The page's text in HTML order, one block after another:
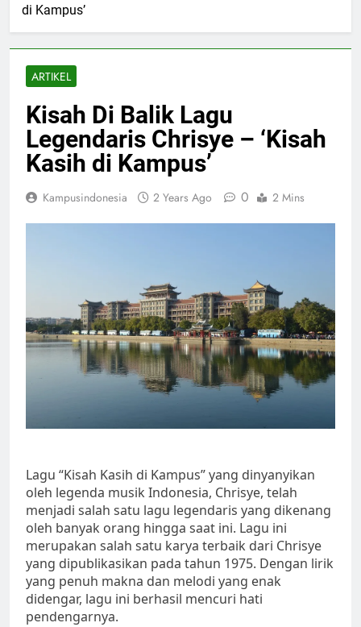
di Kampus’
ARTIKEL
Kisah Di Balik Lagu
Legendaris Chrisye – ‘Kisah
Kasih di Kampus’
Kampusindonesia 2 Years Ago 0 2 Mins
Lagu “Kisah Kasih di Kampus” yang dinyanyikan
oleh legenda musik Indonesia, Chrisye, telah
menjadi salah satu lagu legendaris yang dikenang
oleh banyak orang hingga saat ini. Lagu ini
merupakan salah satu karya terbaik dari Chrisye
yang dipublikasikan pada tahun 1975. Dengan lirik
yang penuh makna dan melodi yang enak
didengar, lagu ini berhasil mencuri hati
pendengarnya.